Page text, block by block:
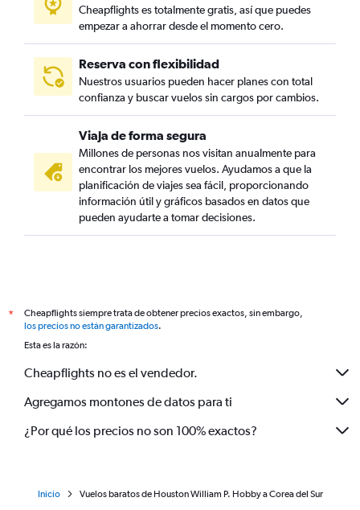
Cheapflights es totalmente gratis, así que puedes
empezar a ahorrar desde el momento cero.
Reserva con flexibilidad
Nuestros usuarios pueden hacer planes con total
confianza y buscar vuelos sin cargos por cambios.
Viaja de forma segura
Millones de personas nos visitan anualmente para
encontrar los mejores vuelos. Ayudamos a que la
planificación de viajes sea fácil, proporcionando
información útil y gráficos basados en datos que
pueden ayudarte a tomar decisiones.
*
Cheapflights siempre trata de obtener precios exactos, sin embargo,
los precios no están garantizados.
Esta es la razón:
Cheapflights no es el vendedor.
Agregamos montones de datos para ti
¿Por qué los precios no son 100% exactos?
Inicio Vuelos baratos de Houston William P. Hobby a Corea del Sur